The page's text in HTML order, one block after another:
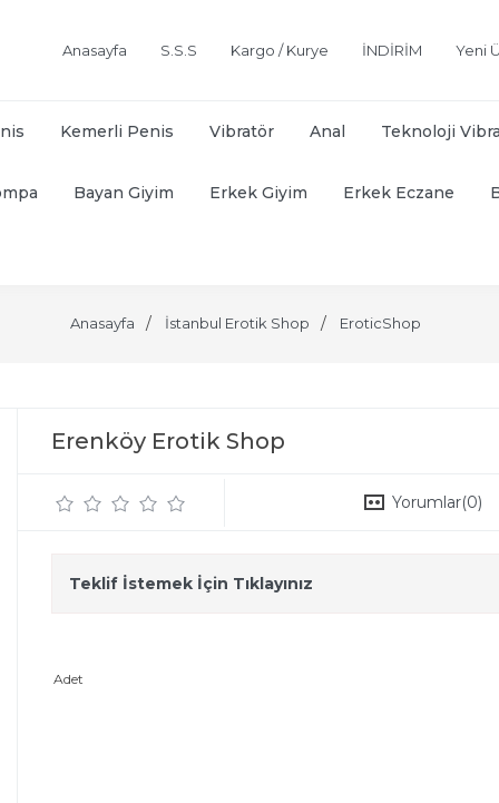
Anasayfa S.S.S Kargo / Kurye İNDİRİM Yeni
Kemerli Penis Vibratör Anal Teknoloji
Bayan Giyim Erkek Giyim Erkek Eczane
Anasayfa İstanbul Erotik Shop EroticShop
Erenköy Erotik Shop
Yorumlar(0)
Teklif İstemek İçin Tıklayınız
Adet